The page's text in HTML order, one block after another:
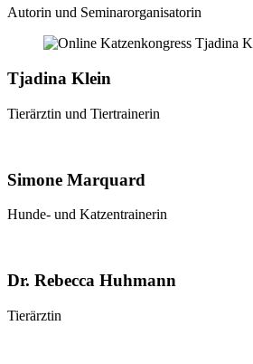
Autorin und Seminarorganisatorin
Tjadina Klein
Tierärztin und Tiertrainerin
Simone Marquard
Hunde- und Katzentrainerin
Dr. Rebecca Huhmann
Tierärztin